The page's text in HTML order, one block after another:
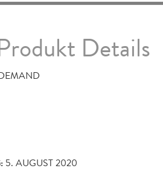
Details
5. AUGUST 2020